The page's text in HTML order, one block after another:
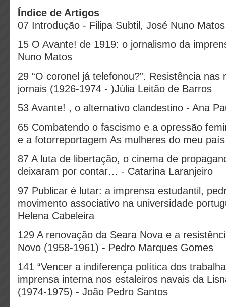
Índice de Artigos
07 Introdução - Filipa Subtil, José Nuno
15 O Avante! de 1919: o jornalismo da
Nuno Matos
29 “O coronel já telefonou?”. Resistência nas
jornais (1926-1974 - )Júlia Leitão de Barros
53 Avante! , o alternativo clandestino - Ana
65 Combatendo o fascismo e a opressão
e a fotorreportagem As mulheres do meu
87 A luta de libertação, o cinema de
deixaram por contar… - Catarina Laranjeiro
97 Publicar é lutar: a imprensa estudantil,
movimento associativo na universidade
Helena Cabeleira
129 A renovação da Seara Nova e a
Novo (1958-1961) - Pedro Marques Gomes
141 “Vencer a indiferença política dos
imprensa interna nos estaleiros navais da
(1974-1975) - João Pedro Santos